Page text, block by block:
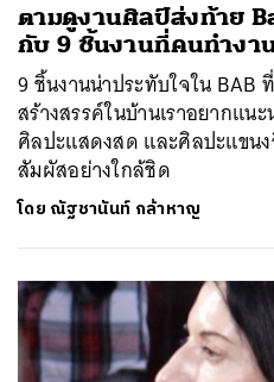
ตามดูงานศิลป์ส่งท้าย
กับ 9 ชิ้นงานที่คนทำงา
9 ชิ้นงานน่าประทับใจใน BAB
สร้างสรรค์ในบ้านเราอยากแน
ศิลปะแสดงสด และศิลปะแขน
สัมผัสอย่างใกล้ชิด
โดย ณัฐชานันท์ กล้าหาญ
SHARE TWEET